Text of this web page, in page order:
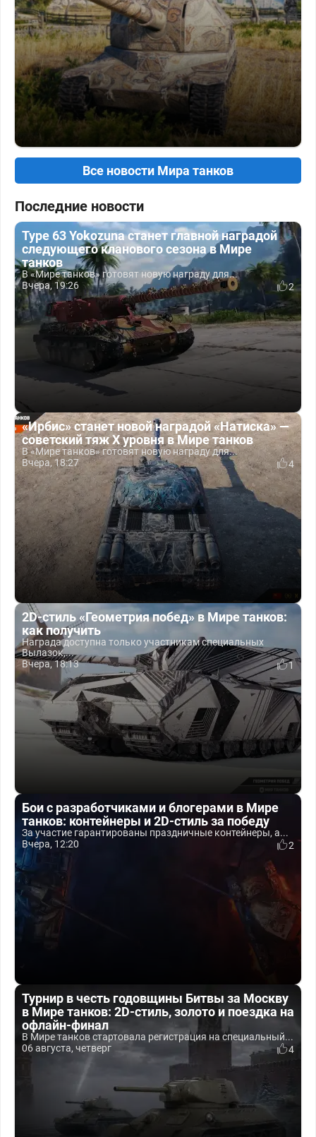
Все новости Мира танков
Последние новости
Type 63 Yokozuna станет главной наградой
следующего кланового сезона в Мире
танков
В «Мире танков» готовят новую награду для...
Вчера, 19:26
2
«Ирбис» станет новой наградой «Натиска» —
советский тяж X уровня в Мире танков
В «Мире танков» готовят новую награду для...
Вчера, 18:27
4
2D-стиль «Геометрия побед» в Мире танков:
как получить
Награда доступна только участникам специальных
Вылазок,...
Вчера, 18:13
1
Бои с разработчиками и блогерами в Мире
танков: контейнеры и 2D-стиль за победу
За участие гарантированы праздничные контейнеры, а...
Вчера, 12:20
2
Турнир в честь годовщины Битвы за Москву
в Мире танков: 2D-стиль, золото и поездка на
офлайн-финал
В Мире танков стартовала регистрация на специальный...
06 августа, четверг
4